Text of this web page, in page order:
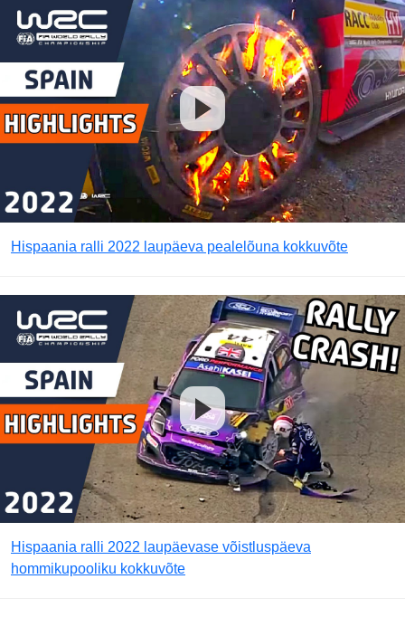
Hispaania ralli 2022 laupäeva pealelõuna kokkuvõte
Hispaania ralli 2022 laupäevase võistluspäeva
hommikupooliku kokkuvõte